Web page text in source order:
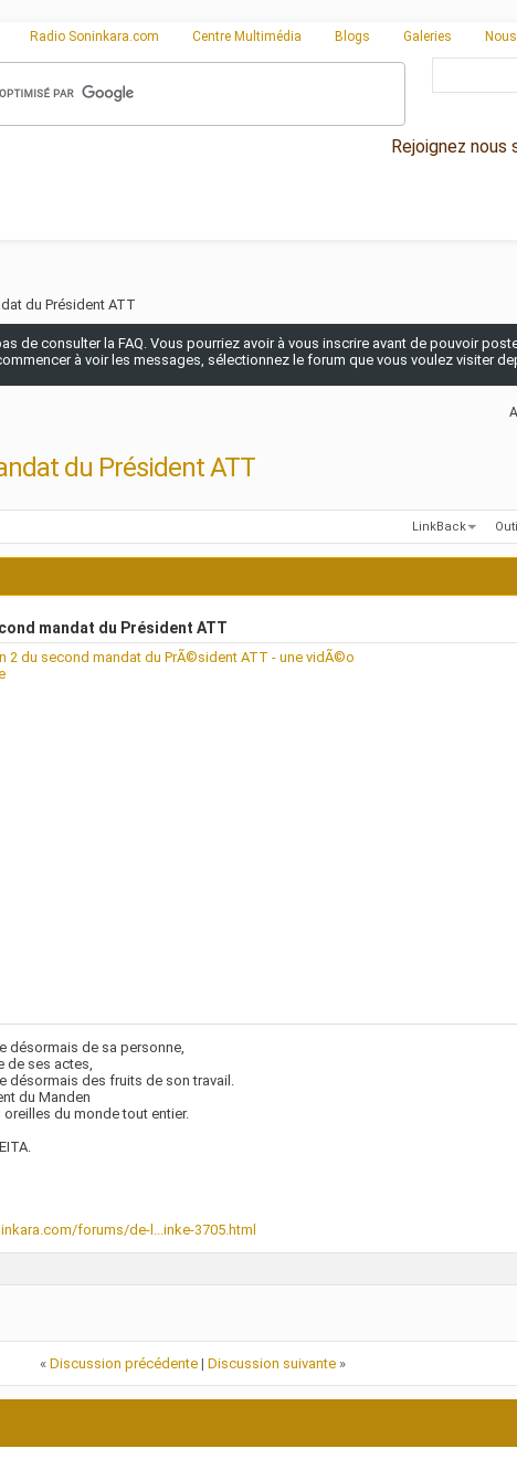
Radio Soninkara.com Centre Multimédia Blogs Galeries
Rejoignez nous
du Président ATT
de consulter la FAQ. Vous pourriez avoir à vous inscrire avant de pouvoir
à voir les messages, sélectionnez le forum que vous voulez visiter
du Président ATT
LinkBack
mandat du Président ATT
2 du second mandat du PrÃ©sident ATT - une vidÃ©o
désormais de sa personne,
de ses actes,
désormais des fruits de son travail.
du Manden
oreilles du monde tout entier.
forums/de-l...inke-3705.html
« Discussion précédente| Discussion suivante »